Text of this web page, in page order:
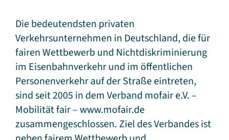
Die bedeutendsten privaten
Verkehrsunternehmen in Deutschland, die für
fairen Wettbewerb und Nichtdiskriminierung
im Eisenbahnverkehr und im öffentlichen
Personenverkehr auf der Straße eintreten,
sind seit 2005 in dem Verband mofair e.V. –
Mobilität fair – www.mofair.de
zusammengeschlossen. Ziel des Verbandes ist